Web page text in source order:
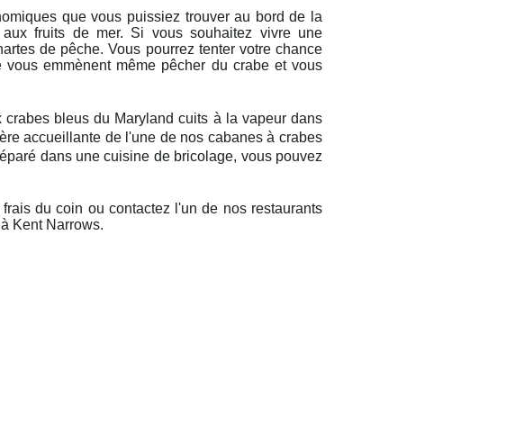
que vous puissiez trouver au bord de la
fruits de mer. Si vous souhaitez vivre une
de pêche. Vous pourrez tenter votre chance
emmènent même pêcher du crabe et vous
bleus du Maryland cuits à la vapeur dans
accueillante de l'une de nos cabanes à crabes
dans une cuisine de bricolage, vous pouvez
du coin ou contactez l'un de nos restaurants
Kent Narrows.